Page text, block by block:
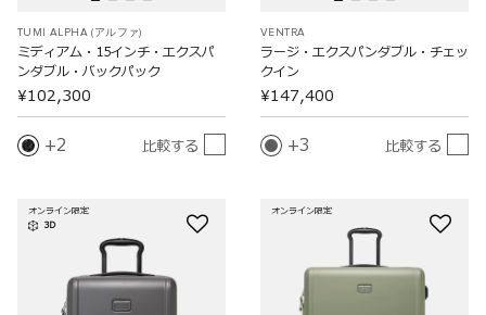
TUMI ALPHA (アルファ)
ミディアム・15インチ・エクスパ
ンダブル・バックパック
¥102,300
2 比較する
VENTRA
ラージ・エクスパンダブル・チェッ
クイン
¥147,400
3 比較する
オンライン限定
3D
オンライン限定